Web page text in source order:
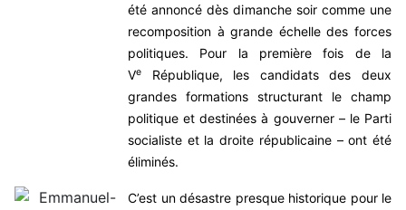
été annoncé dès dimanche soir comme une
recomposition à grande échelle des forces
politiques. Pour la première fois de la
Ve
République, les candidats des deux
grandes formations structurant le champ
politique et destinées à gouverner – le Parti
socialiste et la droite républicaine – ont été
éliminés.
C’est un désastre presque historique pour le